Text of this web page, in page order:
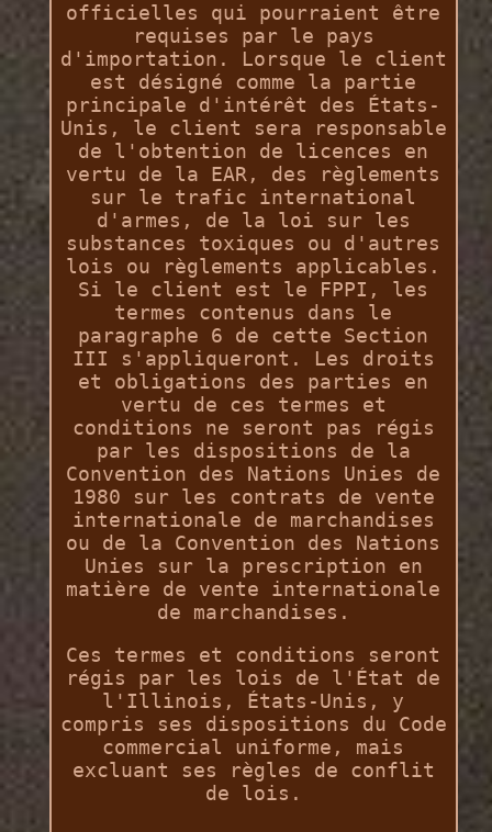
officielles qui pourraient être
requises par le pays
d'importation. Lorsque le client
est désigné comme la partie
principale d'intérêt des États-
Unis, le client sera responsable
de l'obtention de licences en
vertu de la EAR, des règlements
sur le trafic international
d'armes, de la loi sur les
substances toxiques ou d'autres
lois ou règlements applicables.
Si le client est le FPPI, les
termes contenus dans le
paragraphe 6 de cette Section
III s'appliqueront. Les droits
et obligations des parties en
vertu de ces termes et
conditions ne seront pas régis
par les dispositions de la
Convention des Nations Unies de
1980 sur les contrats de vente
internationale de marchandises
ou de la Convention des Nations
Unies sur la prescription en
matière de vente internationale
de marchandises.
Ces termes et conditions seront
régis par les lois de l'État de
l'Illinois, États-Unis, y
compris ses dispositions du Code
commercial uniforme, mais
excluant ses règles de conflit
de lois.